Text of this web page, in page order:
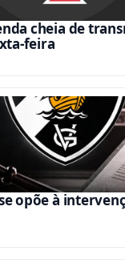
cheia de
feira
opõe à